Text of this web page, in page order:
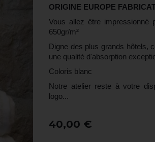
ORIGINE EUROPE
Vous allez être impressionné
650gr/m²
Digne des plus grands hôtels,
une qualité d'absorption
Coloris blanc
Notre atelier reste à votre
logo...
40,00 €